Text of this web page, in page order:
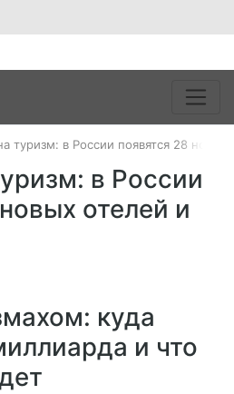
туризм: в России появятся 28 новых
в России
отелей и
куда
и что